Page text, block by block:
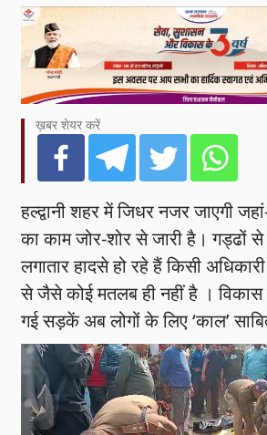
ख़बर शेयर करें
हल्द्वानी शहर में जिधर नजर जाएगी
का काम जोर-शोर से जारी है। गड्ढों
लगातार हादसे हो रहे हैं किसी
से जैसे कोई मतलब ही नहीं है । विकास
गई सड़कें अब लोगों के लिए ‘काल’